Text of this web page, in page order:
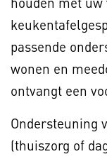
passende
wonen en
ontvangt een
Ondersteuning
(thuiszorg of